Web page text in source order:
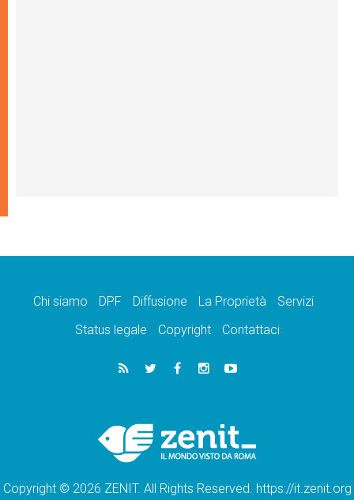
Chi siamo DPF Diffusione La Proprietà
Servizi
Status legale
Copyright Contattaci
Copyright © 2026 ZENIT. All Rights Reserved. https://it.zenit.org